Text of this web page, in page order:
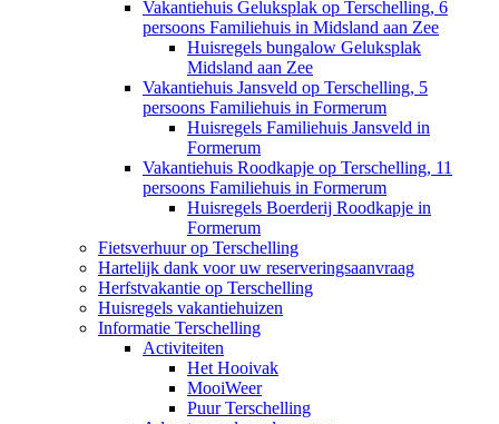
Vakantiehuis Geluksplak op Terschelling, 6
persoons Familiehuis in Midsland aan Zee
Huisregels bungalow Geluksplak
Midsland aan Zee
Vakantiehuis Jansveld op Terschelling, 5
persoons Familiehuis in Formerum
Huisregels Familiehuis Jansveld in
Formerum
Vakantiehuis Roodkapje op Terschelling, 11
persoons Familiehuis in Formerum
Huisregels Boerderij Roodkapje in
Formerum
Fietsverhuur op Terschelling
Hartelijk dank voor uw reserveringsaanvraag
Herfstvakantie op Terschelling
Huisregels vakantiehuizen
Informatie Terschelling
Activiteiten
Het Hooivak
MooiWeer
Puur Terschelling